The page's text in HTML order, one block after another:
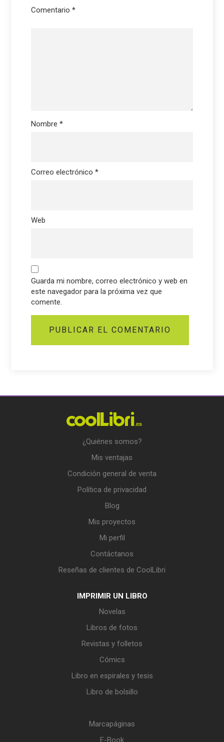
Comentario*
Nombre*
Correo electrónico*
Web
Guarda mi nombre, correo electrónico y web en
este navegador para la próxima vez que
comente.
¿Quiénes somos?
Mis ventajas
Condición general de venta
Política de privacidad
Blog
Mis proyectos
Mi perfil
Contáctanos
Reseñas de clientes de CoolLibri
IMPRIMIR UN LIBRO
Novelas
Libros de fotos
Revistas y folletos
Cómics
Libro en espirales y tesis
Libro de bolsillo
Marcapáginas
E-Book